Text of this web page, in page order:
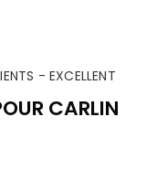
- EXCELLENT
CARLIN